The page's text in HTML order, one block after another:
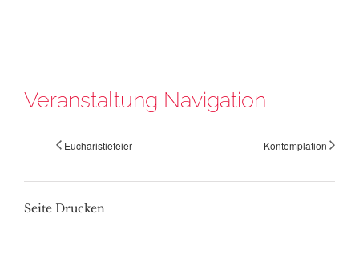
Veranstaltung Navigation
Eucharistiefeier Kontemplation
Seite Drucken